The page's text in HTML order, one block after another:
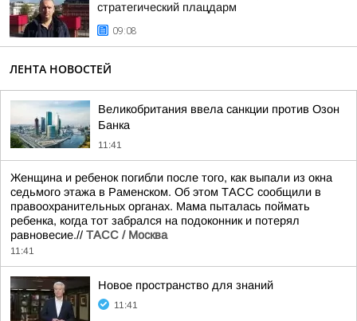
стратегический плацдарм
09:08
ЛЕНТА НОВОСТЕЙ
Великобритания ввела санкции против Озон
Банка
11:41
Женщина и ребенок погибли после того, как выпали из окна
седьмого этажа в Раменском. Об этом ТАСС сообщили в
правоохранительных органах. Мама пыталась поймать
ребенка, когда тот забрался на подоконник и потерял
равновесие.// ТАСС / Москва
11:41
Новое пространство для знаний
11:41